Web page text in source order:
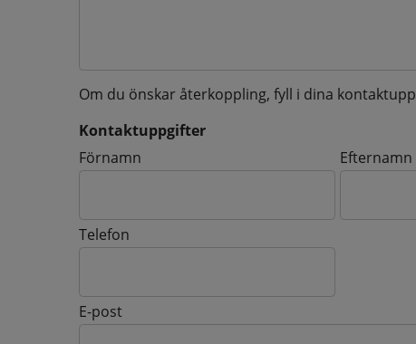
Om du önskar återkoppling, fyll i dina
Kontaktuppgifter
Kontaktuppgifter
Förnamn Efternamn
Telefon
E-post